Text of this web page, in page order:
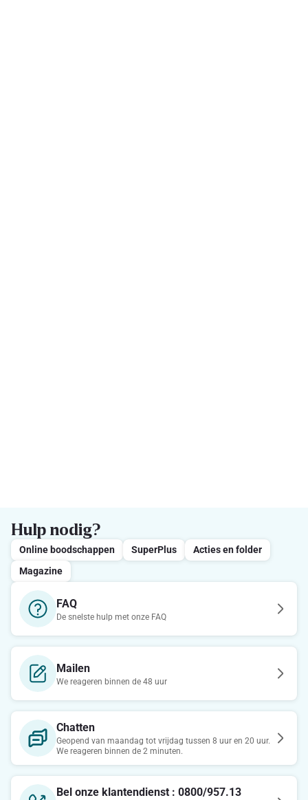
Hulp nodig?
Online boodschappen SuperPlus
Acties en folder
Magazine
FAQ
De snelste hulp met onze FAQ
Mailen
We reageren binnen de 48 uur
Chatten
Geopend van maandag tot vrijdag tussen 8 uur en 20 uur.
We reageren binnen de 2 minuten.
Bel onze klantendienst : 0800/957.13